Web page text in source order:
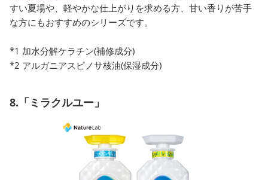
すい夏場や、軽やかな仕上がりを求める方、甘い香りが苦手
な方にもおすすめのシリーズです。
*1 加水分解ケラチン(補修成分)
*2 アルガニアスピノサ核油(保湿成分)
8.「ミラクルユー」